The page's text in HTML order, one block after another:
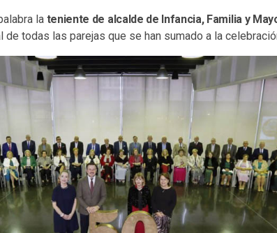
la teniente de alcalde de Infancia, Familia y
todas las parejas que se han sumado a la